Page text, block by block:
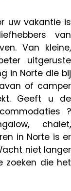
uw vakantie is
van
Van kleine,
uitgeruste
in Norte die bij
of camper
Geeft u de
?
chalet,
in Norte is er
niet langer
zoeken die het